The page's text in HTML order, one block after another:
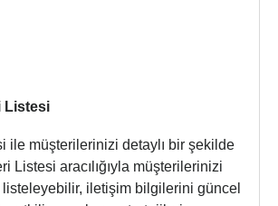
Listesi
ile müşterilerinizi detaylı bir şekilde
Listesi aracılığıyla müşterilerinizi
listeleyebilir, iletişim bilgilerini güncel